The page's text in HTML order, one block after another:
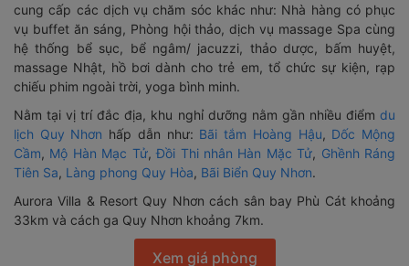
cung cấp các dịch vụ chăm sóc khác như: Nhà hàng có phục
vụ buffet ăn sáng, Phòng hội thảo, dịch vụ massage Spa cùng
hệ thống bể sục, bể ngâm/ jacuzzi, thảo dược, bấm huyệt,
massage Nhật, hồ bơi dành cho trẻ em, tổ chức sự kiện, rạp
chiếu phim ngoài trời, yoga bình minh.
Nằm tại vị trí đắc địa, khu nghỉ dưỡng nằm gần nhiều điểm du
lịch Quy Nhơn hấp dẫn như: Bãi tắm Hoàng Hậu, Dốc Mộng
Cầm, Mộ Hàn Mạc Tử,Đồi Thi nhân Hàn Mặc Tử, Ghềnh Ráng
Tiên Sa, Làng phong Quy Hòa, Bãi Biển Quy Nhơn.
Aurora Villa & Resort Quy Nhơn cách sân bay Phù Cát khoảng
33km và cách ga Quy Nhơn khoảng 7km.
Xem giá phòng